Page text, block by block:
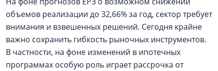
объемов реализации до 32,66% за год, сектор требует
внимания и взвешенных решений. Сегодня крайне
важно сохранить гибкость рыночных инструментов.
В частности, на фоне изменений в ипотечных
программах особую роль играет рассрочка от